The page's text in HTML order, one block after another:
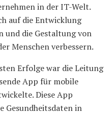
in der IT-Welt.
auf die Entwicklung
und die Gestaltung von
Menschen verbessern.
Erfolge war die Leitung
App für mobile
Diese App
Gesundheitsdaten in